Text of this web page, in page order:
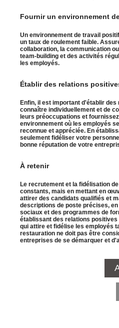
Fournir un environnement
Un environnement de travail
un taux de roulement faible.
collaboration, la communication
team-building et des activités
les employés.
Établir des relations
Enfin, il est important d'établir
connaître individuellement et de
leurs préoccupations et
environnement où les employés
reconnue et appréciée. En
seulement fidéliser votre
bonne réputation de votre
À retenir
Le recrutement et la fidélisation
constants, mais en mettant en
attirer des candidats qualifiés et
descriptions de poste précises,
sociaux et des programmes de
établissant des relations
qui attire et fidélise les employés
restauration ne doit pas être
entreprises de se démarquer et